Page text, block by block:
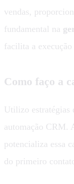
vendas,
fundamental na
facilita a
Como faço a
Utilizo estratégias
automação CRM.
potencializa essa
do primeiro